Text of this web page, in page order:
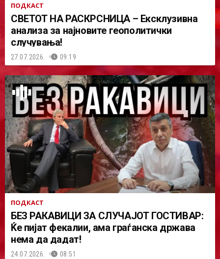
ПОДКАСТ
СВЕТОТ НА РАСКРСНИЦА – Ексклузивна
анализа за најновите геополитички
случувања!
27.07.2026. 09:19
ПОДКАСТ
БЕЗ РАКАВИЦИ ЗА СЛУЧАЈОТ ГОСТИВАР:
Ќе пијат фекалии, ама граѓанска држава
нема да дадат!
24.07.2026. 08:51